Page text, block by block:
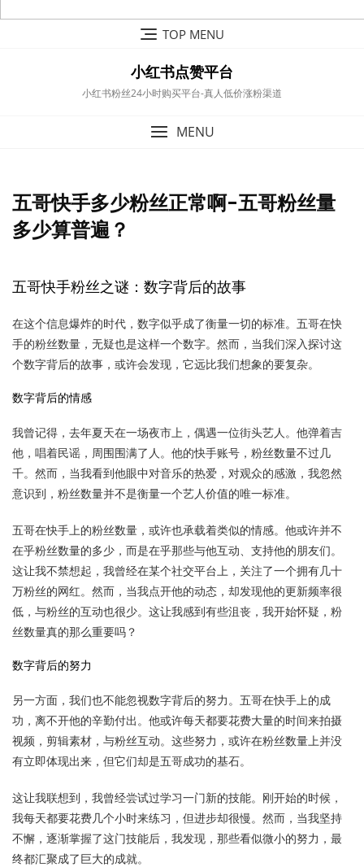
TOP MENU
小红书点赞平台
小红书粉丝24小时购买平台-真人低价涨粉渠道
MENU
五哥快手多少粉丝正常啊-五哥粉丝量
多少算普遍？
五哥快手粉丝之谜：数字背后的故事
在这个信息爆炸的时代，数字似乎成了衡量一切的标准。五哥在快
手的粉丝数量，无疑也是这样一个数字。然而，当我们深入探讨这
个数字背后的故事，或许会发现，它远比我们想象的要复杂。
数字背后的情感
我曾记得，去年夏天在一场夜市上，偶遇一位街头艺人。他弹着吉
他，唱着民谣，周围围满了人。他的快手账号，粉丝数量不过几
千。然而，当我看到他眼中对音乐的热爱，对观众的感激，我忽然
意识到，粉丝数量并不是衡量一个艺人价值的唯一标准。
五哥在快手上的粉丝数量，或许也承载着类似的情感。他或许并不
在乎粉丝数量的多少，而是在乎那些与他互动、支持他的朋友们。
这让我不禁想起，我曾经在某个社交平台上，关注了一个拥有几十
万粉丝的网红。然而，当我点开他的动态，却发现他的更新频率很
低，与粉丝的互动也很少。这让我感到有些沮丧，我开始怀疑，粉
丝数量真的那么重要吗？
数字背后的努力
另一方面，我们也不能忽视数字背后的努力。五哥在快手上的成
功，离不开他的辛勤付出。他或许每天都要花费大量的时间来拍摄
视频，剪辑素材，与粉丝互动。这些努力，或许在粉丝数量上并没
有立即体现出来，但它们却是五哥成功的基石。
这让我联想到，我曾经尝试过学习一门新的技能。刚开始的时候，
我每天都要花费几个小时来练习，但进步却很慢。然而，当我坚持
不懈，逐渐掌握了这门技能后，我发现，那些看似微小的努力，最
终都汇聚成了巨大的成就。